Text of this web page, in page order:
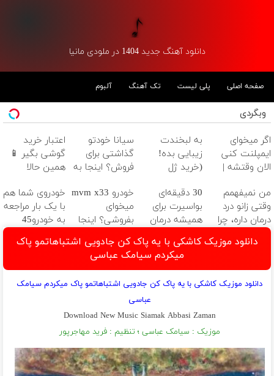
دانلود آهنگ جدید 1404 در ملودی مانیا
صفحه اصلی پلی لیست تک آهنگ آلبوم
وبگردی
اگر میخوای
ایمپلنت کنی
الان وقتشه |
میلیون تومان!!!
به لبخندت
زیبایی بده!
(خرید ژل
دندان
با40%تخفیف)
سیانا خودتو
گذاشتی برای
فروش؟ اینجا به
اعتبار خرید
گوشی بگیر 📱
همین حالا
بده 🎯
من نمیفهمم
وقتی زانو درد
درمان داره، چرا
دردش رو داری
تحمل میکنی؟❗
30 دقیقه‌ای
بواسیرت برای
همیشه درمان
خودرو mvm x33
میخوای
بفروشی؟ اینجا
فروش میره
خودروی شما هم
با یک بار مراجعه
به خودرو45
شد
دانلود موزیک کاشکی با یه پاک کن جادویی اشتباهاتمو پاک
میکردم سیامک عباسی
دانلود موزیک کاشکی با یه پاک کن جادویی اشتباهاتمو پاک میکردم سیامک
عباسی
Download New Music Siamak Abbasi Zaman
موزیک : سیامک عباسی ؛ تنظیم : فرید مهاجرپور